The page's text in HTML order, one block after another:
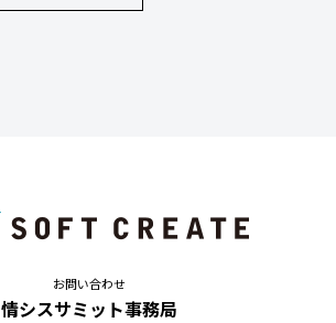
お問い合わせ
情シスサミット事務局